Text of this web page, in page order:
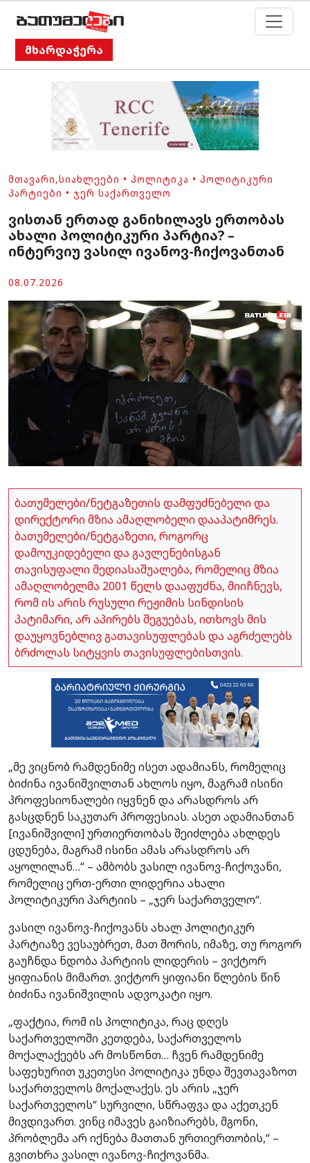
მხარდაჭერა
ᲛᲗᲐᲕᲐᲠᲘ,ᲡᲘᲐᲮᲚᲔᲔᲑᲘ • ᲞᲝᲚᲘᲢᲘᲙᲐ • ᲞᲝᲚᲘᲢᲘᲙᲣᲠᲘ
ᲞᲐᲠᲢᲘᲔᲑᲘ • ᲯᲔᲠ ᲡᲐᲥᲐᲠᲗᲕᲔᲚᲝ
ვისთან ერთად განიხილავს ერთობას
ახალი პოლიტიკური პარტია? –
ინტერვიუ ვასილ ივანოვ-ჩიქოვანთან
08.07.2026
ბათუმელები/ნეტგაზეთის დამფუძნებელი და
დირექტორი მზია ამაღლობელი დააპატიმრეს.
ბათუმელები/ნეტგაზეთი, როგორც
დამოუკიდებელი და გავლენებისგან
თავისუფალი მედიასაშუალება, რომელიც მზია
ამაღლობელმა 2001 წელს დააფუძნა, მიიჩნევს,
რომ ის არის რუსული რეჟიმის სინდისის
პატიმარი, არ აპირებს შეგუებას, ითხოვს მის
დაუყოვნებლივ გათავისუფლებას და აგრძელებს
ბრძოლას სიტყვის თავისუფლებისთვის.
„მე ვიცნობ რამდენიმე ისეთ ადამიანს, რომელიც
ბიძინა ივანიშვილთან ახლოს იყო, მაგრამ ისინი
პროფესიონალები იყვნენ და არასდროს არ
გასცდნენ საკუთარ პროფესიას. ასეთ ადამიანთან
[ივანიშვილი] ურთიერთობას შეიძლება ახლდეს
ცდუნება, მაგრამ ისინი ამას არასდროს არ
აყოლილან…“ – ამბობს ვასილ ივანოვ-ჩიქოვანი,
რომელიც ერთ-ერთი ლიდერია ახალი
პოლიტიკური პარტიის – „ჯერ საქართველო“.
ვასილ ივანოვ-ჩიქოვანს ახალ პოლიტიკურ
პარტიაზე ვესაუბრეთ, მათ შორის, იმაზე, თუ როგორ
გაუჩნდა ნდობა პარტიის ლიდერის – ვიქტორ
ყიფიანის მიმართ. ვიქტორ ყიფიანი წლების წინ
ბიძინა ივანიშვილის ადვოკატი იყო.
„ფაქტია, რომ ის პოლიტიკა, რაც დღეს
საქართველოში კეთდება, საქართველოს
მოქალაქეებს არ მოსწონთ… ჩვენ რამდენიმე
საფეხურით უკეთესი პოლიტიკა უნდა შევთავაზოთ
საქართველოს მოქალაქეს. ეს არის „ჯერ
საქართველოს“ სურვილი, სწრაფვა და აქეთკენ
მივდივართ. ვინც იმავეს გაიზიარებს, მგონი,
პრობლემა არ იქნება მათთან ურთიერთობის,“ –
გვითხრა ვასილ ივანოვ-ჩიქოვანმა.